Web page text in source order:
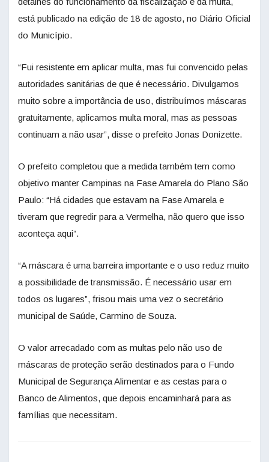
está publicado na edição de 18 de agosto, no Diário Oficial
do Município.
“Fui resistente em aplicar multa, mas fui convencido pelas
autoridades sanitárias de que é necessário. Divulgamos
muito sobre a importância de uso, distribuímos máscaras
gratuitamente, aplicamos multa moral, mas as pessoas
continuam a não usar”, disse o prefeito Jonas Donizette.
O prefeito completou que a medida também tem como
objetivo manter Campinas na Fase Amarela do Plano São
Paulo: “Há cidades que estavam na Fase Amarela e
tiveram que regredir para a Vermelha, não quero que isso
aconteça aqui”.
“A máscara é uma barreira importante e o uso reduz muito
a possibilidade de transmissão. É necessário usar em
todos os lugares”, frisou mais uma vez o secretário
municipal de Saúde, Carmino de Souza.
O valor arrecadado com as multas pelo não uso de
máscaras de proteção serão destinados para o Fundo
Municipal de Segurança Alimentar e as cestas para o
Banco de Alimentos, que depois encaminhará para as
famílias que necessitam.